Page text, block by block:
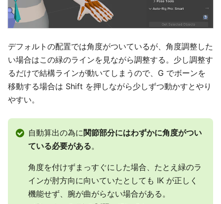
デフォルトの配置では角度がついているが、角度調整した
い場合はこの緑のラインを見ながら調整する。少し調整す
るだけで結構ラインが動いてしまうので、G でボーンを
移動する場合は Shift を押しながら少しずつ動かすとやり
やすい。
自動算出の為に関節部分にはわずかに角度がつい
ている必要がある。
角度を付けずまっすぐにした場合、たとえ緑のラ
インが肘方向に向いていたとしても IK が正しく
機能せず、腕が曲がらない場合がある。